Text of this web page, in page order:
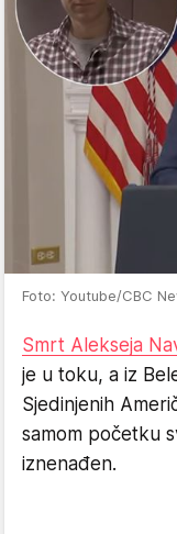
Foto: Youtube/CBC
Smrt Alekseja
je u toku, a iz
Sjedinjenih
samom početku
iznenađen.